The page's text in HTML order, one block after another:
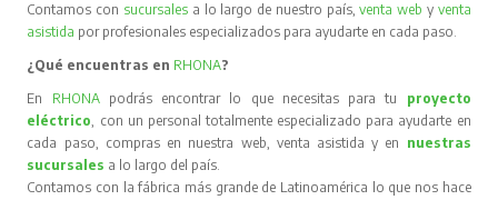
Contamos con sucursales a lo largo de nuestro país,venta web y venta
asistida por profesionales especializados para ayudarte en cada paso.
¿Qué encuentras en RHONA?
En RHONA podrás encontrar lo que necesitas para tu proyecto
eléctrico, con un personal totalmente especializado para ayudarte en
cada paso, compras en nuestra web, venta asistida y en nuestras
sucursales a lo largo del país.
Contamos con la fábrica más grande de Latinoamérica lo que nos hace